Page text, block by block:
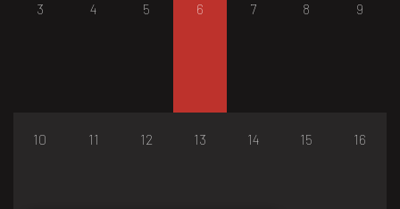
3 4 5 6 7 8 9
10 11 12 13 14 15 16